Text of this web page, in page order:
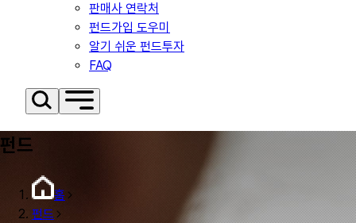
판매사 연락처
펀드가입 도우미
알기 쉬운 펀드투자
FAQ
펀드
홈
펀드